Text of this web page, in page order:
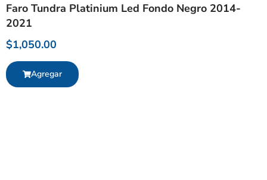
Faro Tundra Platinium Led Fondo Negro 2014-
2021
$1,050.00
Agregar